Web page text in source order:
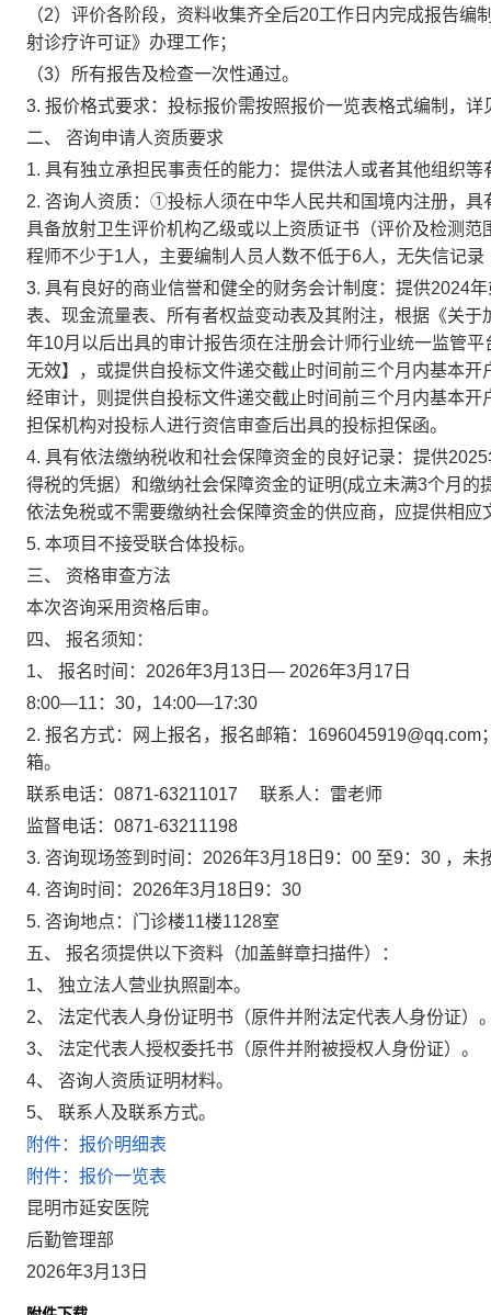
（2）评价各阶段，资料收集齐全后20工作日内完成报告
射诊疗许可证》办理工作；
（3）所有报告及检查一次性通过。
3. 报价格式要求：投标报价需按照报价一览表格式编制，详
二、 咨询申请人资质要求
1. 具有独立承担民事责任的能力：提供法人或者其他组织
2. 咨询人资质：①投标人须在中华人民共和国境内注册，
具备放射卫生评价机构乙级或以上资质证书（评价及检测
程师不少于1人，主要编制人员人数不低于6人，无失信记录
3. 具有良好的商业信誉和健全的财务会计制度：提供2024
表、现金流量表、所有者权益变动表及其附注，根据《关
年10月以后出具的审计报告须在注册会计师行业统一监管
无效】，或提供自投标文件递交截止时间前三个月内基本
经审计，则提供自投标文件递交截止时间前三个月内基本
担保机构对投标人进行资信审查后出具的投标担保函。
4. 具有依法缴纳税收和社会保障资金的良好记录：提供
得税的凭据）和缴纳社会保障资金的证明(成立未满3个月
依法免税或不需要缴纳社会保障资金的供应商，应提供相
5. 本项目不接受联合体投标。
三、 资格审查方法
本次咨询采用资格后审。
四、 报名须知：
1、 报名时间：2026年3月13日— 2026年3月17日
8:00—11：30，14:00—17:30
2. 报名方式：网上报名，报名邮箱：
箱。
联系电话：0871-63211017 联系人：雷老师
监督电话：0871-63211198
3. 咨询现场签到时间：2026年3月18日9：00 至9：30 ，未
4. 咨询时间：2026年3月18日9：30
5. 咨询地点：门诊楼11楼1128室
五、 报名须提供以下资料（加盖鲜章扫描件）：
1、 独立法人营业执照副本。
2、 法定代表人身份证明书（原件并附法定代表人身份证）
3、 法定代表人授权委托书（原件并附被授权人身份证）。
4、 咨询人资质证明材料。
5、 联系人及联系方式。
附件：报价明细表
附件：报价一览表
昆明市延安医院
后勤管理部
2026年3月13日